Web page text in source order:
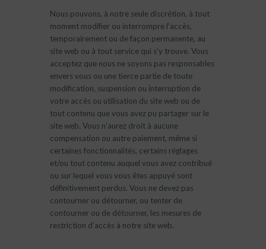
Nous pouvons, à notre seule discrétion, à tout
moment modifier ou interrompre l’accès,
temporairement ou de façon permanente, au
site web ou à tout service qui s’y trouve. Vous
acceptez que nous ne soyons pas responsables
envers vous ou une tierce partie de toute
modification, suspension ou interruption de
votre accès ou utilisation du site web ou de
tout contenu que vous avez pu partager sur le
site web. Vous n’aurez droit à aucune
compensation ou autre paiement, même si
certaines fonctionnalités, certains réglages
et/ou tout contenu auquel vous avez contribué
ou sur lequel vous vous êtes appuyé sont
définitivement perdus. Vous ne devez pas
contourner ou détourner, ou tenter de
contourner ou de détourner, les mesures de
restriction d’accès à notre site web.